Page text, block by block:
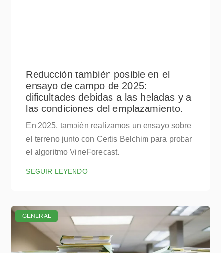
Reducción también posible en el
ensayo de campo de 2025:
dificultades debidas a las heladas y a
las condiciones del emplazamiento.
En 2025, también realizamos un ensayo sobre
el terreno junto con Certis Belchim para probar
el algoritmo VineForecast.
SEGUIR LEYENDO
GENERAL